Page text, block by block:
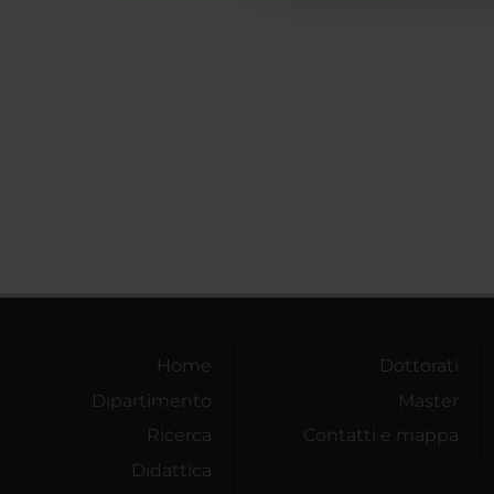
Home
Dipartimento
Ricerca
Didattica
Dottorati
Master
Contatti e mappa